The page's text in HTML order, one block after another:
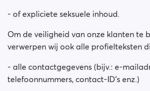
- of expliciete seksuele inhoud.
Om de veiligheid van onze klanten te
verwerpen wij ook alle profielteksten
- alle contactgegevens (bijv.: e-
telefoonnummers, contact-ID's enz.)